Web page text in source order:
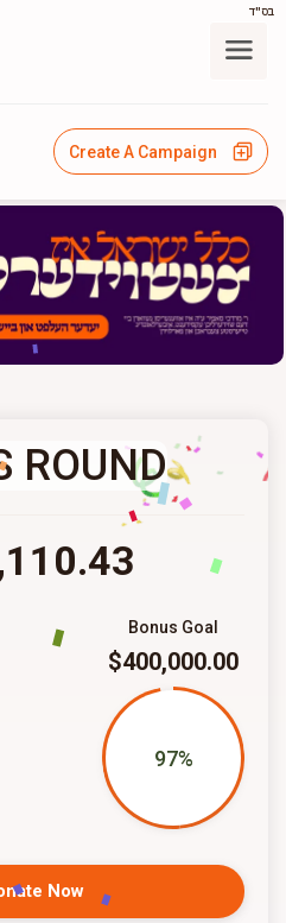
בס"ד
Create A Campaign
ROUND
Bonus Goal
$400,000.00
97%
Now